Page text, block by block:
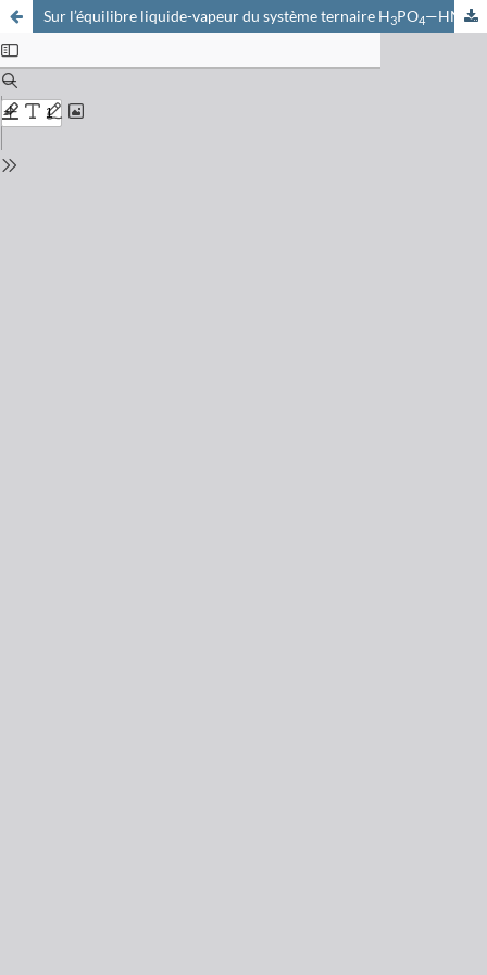
Sur l’équilibre liquide-vapeur du système ternaire H3PO4—HNO3